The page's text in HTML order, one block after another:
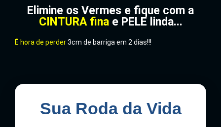
Elimine os Vermes e fique com a
CINTURA fina e PELE linda...
É hora de perder3cm de barriga em 2 dias!!!
Sua Roda da Vida